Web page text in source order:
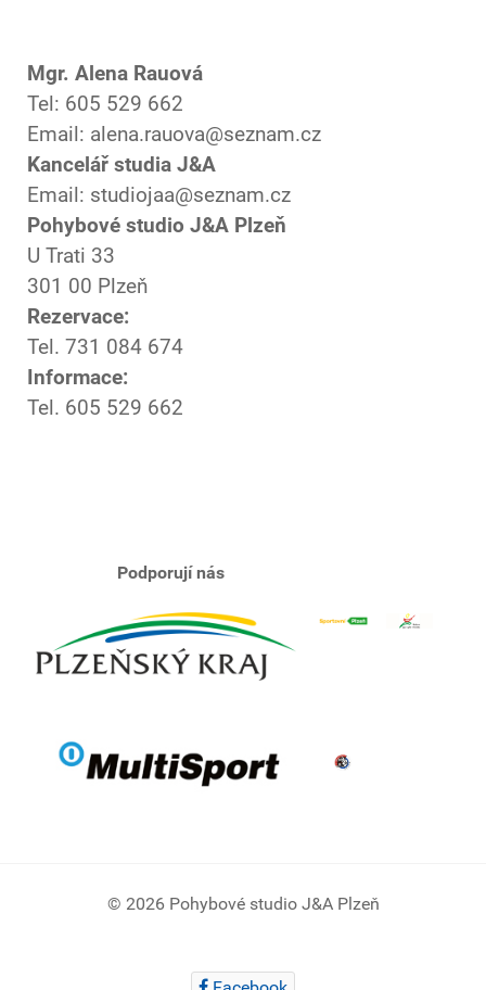
Mgr. Alena Rauová
Tel: 605 529 662
Email: alena.rauova@seznam.cz
Kancelář studia J&A
Email: studiojaa@seznam.cz
Pohybové studio J&A Plzeň
U Trati 33
301 00 Plzeň
Rezervace:
Tel. 731 084 674
Informace:
Tel. 605 529 662
Podporují nás
© 2026 Pohybové studio J&A Plzeň